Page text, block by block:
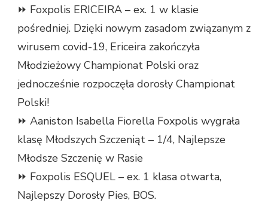
⏩ Foxpolis ERICEIRA – ex. 1 w klasie
pośredniej. Dzięki nowym zasadom związanym z
wirusem covid-19, Ericeira zakończyła
Młodzieżowy Championat Polski oraz
jednocześnie rozpoczęła dorosły Championat
Polski!
⏩ Aaniston Isabella Fiorella Foxpolis wygrała
klasę Młodszych Szczeniąt – 1/4, Najlepsze
Młodsze Szczenię w Rasie
⏩ Foxpolis ESQUEL – ex. 1 klasa otwarta,
Najlepszy Dorosły Pies, BOS.